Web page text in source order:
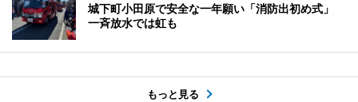
城下町小田原で安全な一年願い「消防出初め式」
一斉放水では虹も
もっと見る